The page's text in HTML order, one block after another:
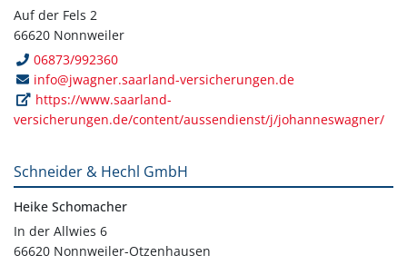
Auf der Fels 2
66620 Nonnweiler
06873/992360
info@jwagner.saarland-versicherungen.de
https://www.saarland-
versicherungen.de/content/aussendienst/j/johanneswagner/
Schneider & Hechl GmbH
Heike Schomacher
In der Allwies 6
66620 Nonnweiler-Otzenhausen